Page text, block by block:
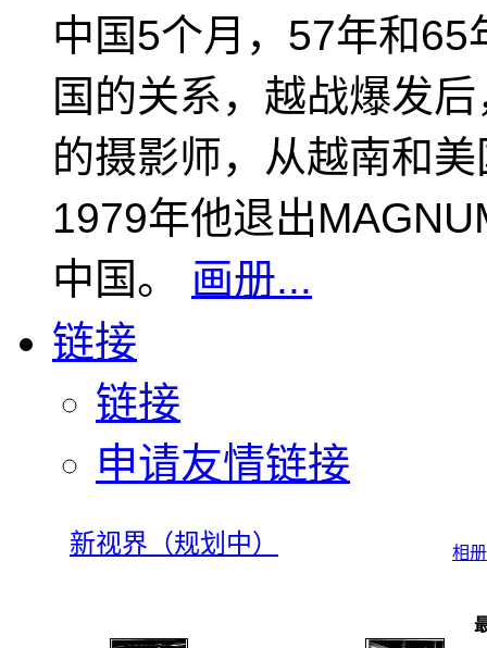
中国5个月，57年和
国的关系，越战爆发
的摄影师，从越南和
1979年他退出
中国。 画册...
链接
链接
申请友情链接
新视界（规划中） 相